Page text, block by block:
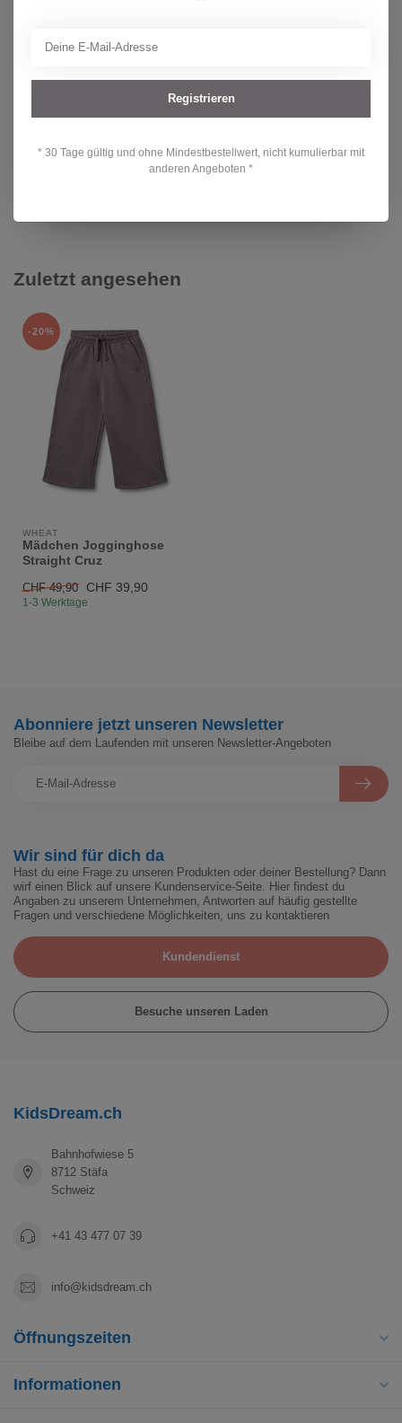
Reima Kinder BugProof Hose
Auf Lager
49,90
Hast du Fragen zu diesem Produkt?
Oder brauchst du Hilfe bei deiner Bestellung? Kontaktiere unseren
Zuletzt angesehen
-20%
WHEAT
Mädchen Jogginghose
Straight Cruz
CHF 49,90 CHF 39,90
1-3 Werktage
Wir sind für dich da
Hast du eine Frage zu unseren Produkten oder deiner Bestellung? Dann
wirf einen Blick auf unsere Kundenservice-Seite. Hier findest du
Angaben zu unserem Unternehmen, Antworten auf häufig gestellte
Fragen und verschiedene Möglichkeiten, uns zu kontaktieren
Kundendienst
Besuche unseren Laden
Abonniere jetzt unseren Newsletter
Bleibe auf dem Laufenden mit unseren Newsletter-Angeboten
KidsDream.ch
Bahnhofwiese 5
8712 Stäfa
Schweiz
+41 43 477 07 39
info@kidsdream.ch
Öffnungszeiten
Informationen
Registrieren
* 30 Tage gültig und ohne Mindestbestellwert, nicht kumulierbar mit
anderen Angeboten *